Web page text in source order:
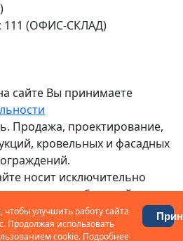
111 (ОФИС-СКЛАД)
сайте Вы принимаете
Продажа, проектирование,
кровельных и фасадных
носит исключительно
является публичной
статьей 437 ГК РФ. Для
о стоимости
улучшить работу сайта
Продолжая использовать
cookie. Подробнее